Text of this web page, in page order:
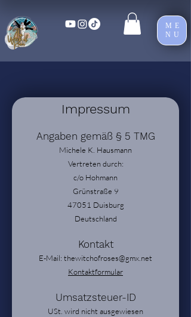
ME
NU
Impressum
Angaben gemäß § 5 TMG
Michele K. Hausmann
Vertreten durch:
c/o Hohmann
Grünstraße 9
47051 Duisburg
Deutschland
Kontakt
E-Mail: thewitchofroses@gmx.net
Kontaktformular
Umsatzsteuer-ID
USt. wird nicht ausgewiesen